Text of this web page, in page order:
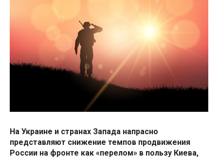
На Украине и странах Запада напрасно
представляют снижение темпов продвижения
России на фронте как «перелом» в пользу Киева,